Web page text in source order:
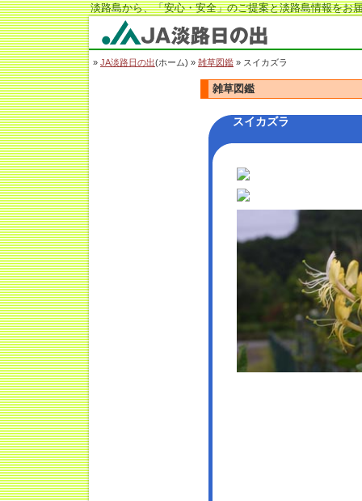
淡路島から、「安心・安全」のご提案と淡路島情報をお
JA淡路日の出
» JA淡路日の出(ホーム) » 雑草図鑑 » スイカズラ
雑草図鑑
スイカズラ